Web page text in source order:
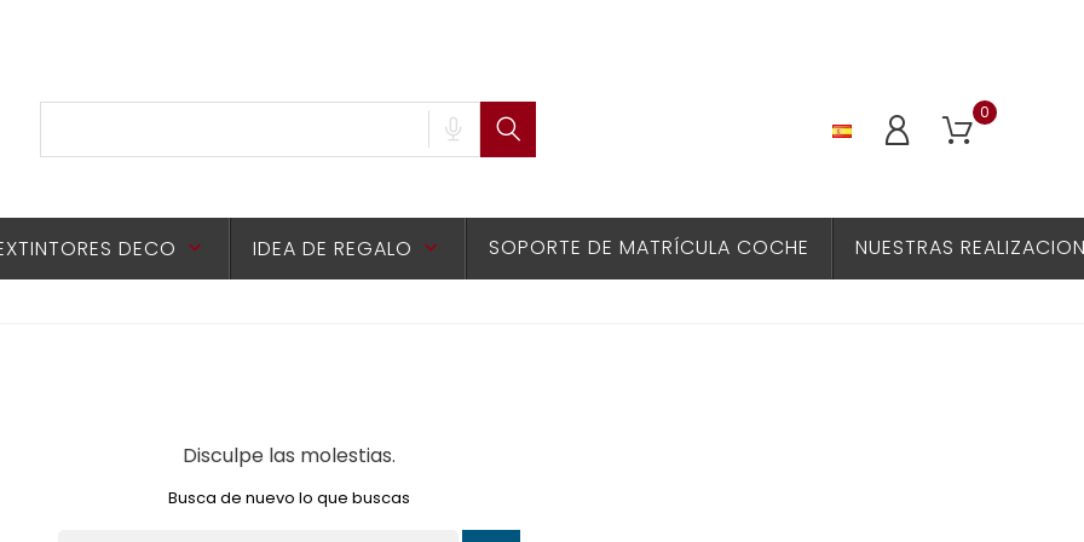
0
DECO keyboard_arrow_down IDEA DE REGALO keyboard_arrow_down SOPORTE DE MATRÍCULA COCHE NUESTRAS
Disculpe las molestias.
Busca de nuevo lo que buscas